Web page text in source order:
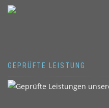
GEPRÜFTE LEISTUNG